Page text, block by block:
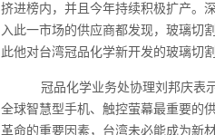
挤进榜内，并且今年持续积极扩产。
入此一市场的供应商都发现，玻璃切
此他对台湾冠品化学新开发的玻璃切
冠品化学业务处协理刘邦庆表
全球智慧型手机、触控萤幕最重要的
革命的重要因素，台湾未必能成为新